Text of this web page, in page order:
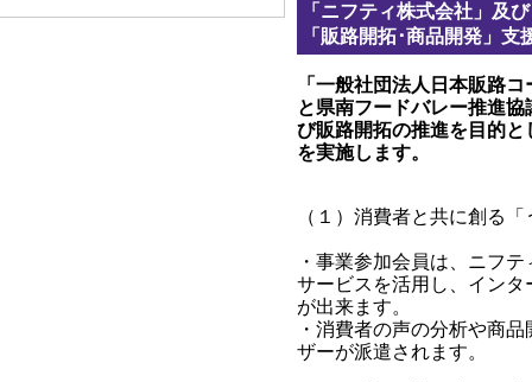
「ニフティ株式会社」及
「販路開拓･商品開発」支
「一般社団法人日本販路
と県南フードバレー推進
び販路開拓の推進を目的
を実施します。
（１）消費者と共に創る
・事業参加会員は、ニフ
サービスを活用し、イン
が出来ます。
・消費者の声の分析や商
ザーが派遣されます。